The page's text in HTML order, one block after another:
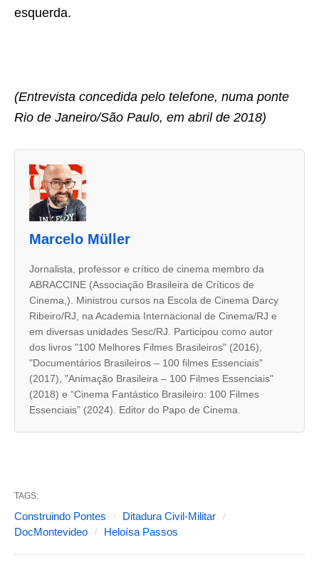
esquerda.
(Entrevista concedida pelo telefone, numa ponte
Rio de Janeiro/São Paulo, em abril de 2018)
u
t
e
Marcelo Müller
Jornalista, professor e crítico de cinema membro da
ABRACCINE (Associação Brasileira de Críticos de
Cinema,). Ministrou cursos na Escola de Cinema Darcy
Ribeiro/RJ, na Academia Internacional de Cinema/RJ e
em diversas unidades Sesc/RJ. Participou como autor
dos livros "100 Melhores Filmes Brasileiros" (2016),
"Documentários Brasileiros – 100 filmes Essenciais"
(2017), "Animação Brasileira – 100 Filmes Essenciais"
(2018) e “Cinema Fantástico Brasileiro: 100 Filmes
Essenciais” (2024). Editor do Papo de Cinema.
TAGS:
Construindo Pontes
Ditadura Civil-Militar
DocMontevideo
Heloísa Passos